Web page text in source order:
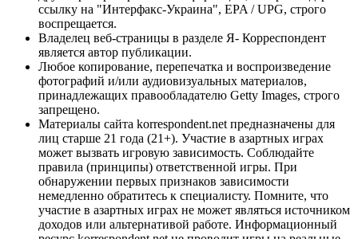
ссылку на "Интерфакс-Украина", EPA / UPG, строго
воспрещается.
Владелец веб-страницы в разделе Я- Корреспондент
является автор публикации.
Любое копирование, перепечатка и воспроизведение
фотографий и/или аудиовизуальных материалов,
принадлежащих правообладателю Getty Images, строго
запрещено.
Материалы сайта korrespondent.net предназначены для
лиц старше 21 года (21+). Участие в азартных играх
может вызвать игровую зависимость. Соблюдайте
правила (принципы) ответственной игры. При
обнаружении первых признаков зависимости
немедленно обратитесь к специалисту. Помните, что
участие в азартных играх не может являться источником
доходов или альтернативой работе. Информационный